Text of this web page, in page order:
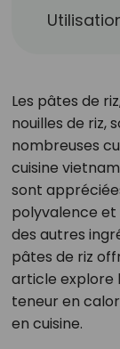
Les pâtes de
nouilles de riz,
nombreuses
cuisine
sont
polyvalence
des autres
pâtes de riz
article explore
teneur en
en cuisine.